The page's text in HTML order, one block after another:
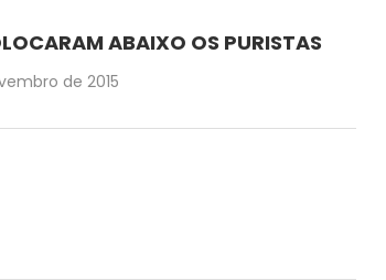
ABAIXO OS PURISTAS
de 2015